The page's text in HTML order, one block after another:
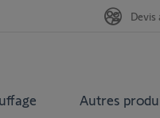
Autres
Devis